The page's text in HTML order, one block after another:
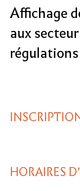
Affichage
aux
HORAIRES